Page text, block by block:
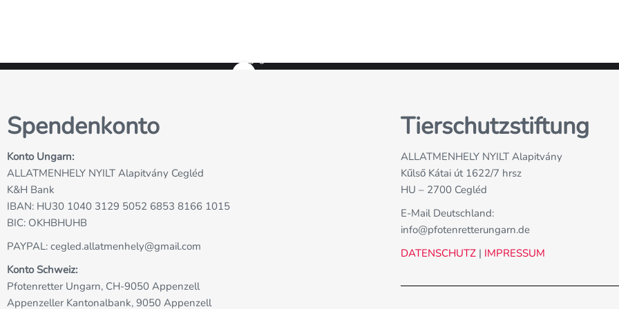
Erforderlichen
Spendenkonto
Konto Ungarn:
ALLATMENHELY NYILT Alapitvány Cegléd
K&H Bank
IBAN: HU30 1040 3129 5052 6853 8166 1015
BIC: OKHBHUHB
PAYPAL: cegled.allatmenhely@gmail.com
Konto Schweiz:
Pfotenretter Ungarn, CH-9050 Appenzell
Appenzeller Kantonalbank, 9050 Appenzell
Tierschutzstiftung
ALLATMENHELY NYILT Alapitvány
Kűlső Kátai út 1622/7 hrsz
HU – 2700 Cegléd
E-Mail Deutschland:
info@pfotenretterungarn.de
DATENSCHUTZ | IMPRESSUM